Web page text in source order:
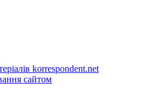
korrespondent.net
сайтом